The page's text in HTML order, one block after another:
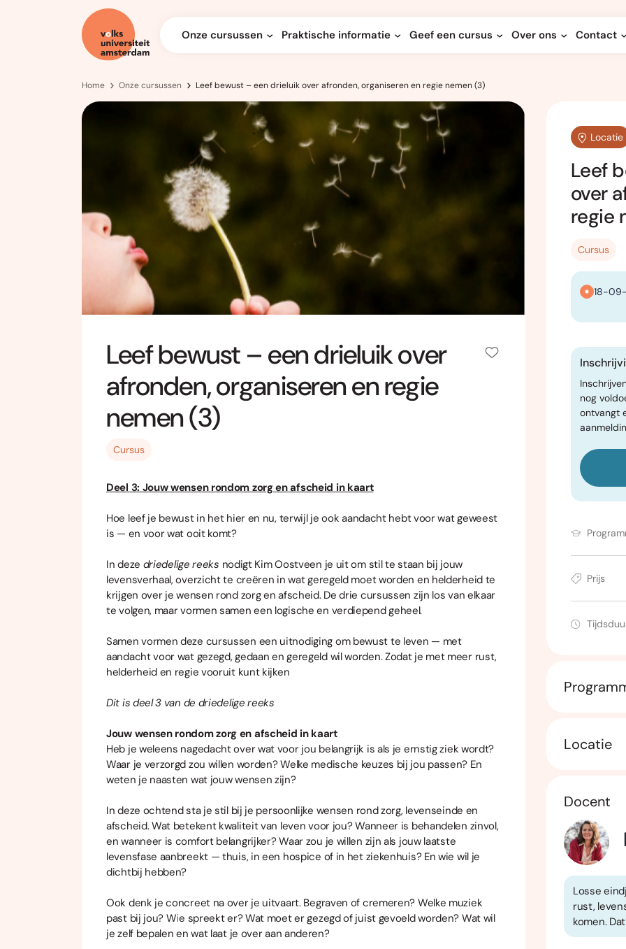
Onze cursussen Praktische informatie Geef een cursus Over ons Contact
Home Onze cursussen Leef bewust – een drieluik over afronden, organiseren en regie nemen (3)
Leef bewust – een drieluik over
afronden, organiseren en regie
nemen (3)
Cursus
Deel 3: Jouw wensen rondom zorg en afscheid in kaart
Hoe leef je bewust in het hier en nu, terwijl je ook aandacht hebt voor wat geweest
is — en voor wat ooit komt?
In deze driedelige reeks nodigt Kim Oostveen je uit om stil te staan bij jouw
levensverhaal, overzicht te creëren in wat geregeld moet worden en helderheid te
krijgen over je wensen rond zorg en afscheid. De drie cursussen zijn los van elkaar
te volgen, maar vormen samen een logische en verdiepend geheel.
Samen vormen deze cursussen een uitnodiging om bewust te leven — met
aandacht voor wat gezegd, gedaan en geregeld wil worden. Zodat je met meer rust,
helderheid en regie vooruit kunt kijken
Dit is deel 3 van de driedelige reeks
Jouw wensen rondom zorg en afscheid in kaart
Heb je weleens nagedacht over wat voor jou belangrijk is als je ernstig ziek wordt?
Waar je verzorgd zou willen worden? Welke medische keuzes bij jou passen? En
weten je naasten wat jouw wensen zijn?
In deze ochtend sta je stil bij je persoonlijke wensen rond zorg, levenseinde en
afscheid. Wat betekent kwaliteit van leven voor jou? Wanneer is behandelen zinvol,
en wanneer is comfort belangrijker? Waar zou je willen zijn als jouw laatste
levensfase aanbreekt — thuis, in een hospice of in het ziekenhuis? En wie wil je
dichtbij hebben?
Ook denk je concreet na over je uitvaart. Begraven of cremeren? Welke muziek
past bij jou? Wie spreekt er? Wat moet er gezegd of juist gevoeld worden? Wat wil
je zelf bepalen en wat laat je over aan anderen?
Locatie
Leef
over
regie
Cursus
18-
nog
ontvangt
Prijs
Locatie
Docent
Losse
rust,
komen.